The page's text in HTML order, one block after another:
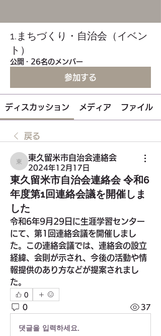
1.まちづくり・自治会（イベン
ト）
公開 · 26名のメンバー
参加する
ディスカッション メディア ファイル
戻る
東久留米市自治会連絡会
東久留米市自治会連絡会
2024年12月17日
東久留米市自治会連絡会 令和6
年度第1回連絡会議を開催しま
した
令和6年9月29日に生涯学習センター
にて、第1回連絡会議を開催しまし
た。この連絡会議では、連絡会の設立
経緯、会則が示され、今後の活動や情
報提供のあり方などが提案されまし
た。
0
0 37
댓글을 입력하세요.